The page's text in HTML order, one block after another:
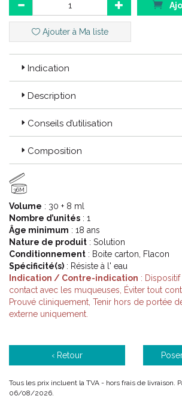
La mycose de l' ongle aussi appelée
infection d' un ongle de la main ou du pied
L' infection commence le plus souvent sur
ongle qui devient jaunâtre, brune ou verte.
Comment apparaît la mycose de l' ongle ?
Les infections mycosiques de l' ongle
cause d' une humidité excessive, de la
transpiration, avec l' âge ou quand le
affaibli.
L' ongle est normalement trop épais pour
mycose, mais des ongles détériorés
facilement.
La prolifération de mycoses peut
trop étroites et/ou d' une transpiration
Les infections mycosique sont aussi
exemple par des douches communes).
vous infecter vous-même : un seul
suffire à contaminer un autre ongle.
mycoses.
Traitez-les à temps : plus l' infection est
outre l' infection d' autres ongles.
Ajouter à Ma liste
Indication
Description
Conseils d’utilisation
Composition
36M
Volume : 30 + 8 ml
Nombre d’unités : 1
Âge minimum : 18 ans
Nature de produit : Solution
Conditionnement : Boite carton, Flacon
Spécificité(s) : Résiste à l' eau
Indication / Contre-indication :
contact avec les muqueuses, Éviter tout
Prouvé cliniquement, Tenir hors de portée
externe uniquement.
‹ Retour
Tous les prix incluent la TVA - hors frais de livraison.
06/08/2026.